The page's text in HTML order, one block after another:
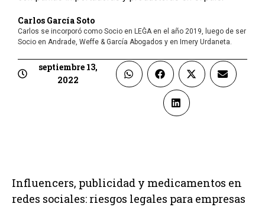
Carlos García Soto
Carlos se incorporó como Socio en LEĜA en el año 2019, luego de ser
Socio en Andrade, Weffe & García Abogados y en Imery Urdaneta.
septiembre 13,
2022
Influencers, publicidad y medicamentos en
redes sociales: riesgos legales para empresas